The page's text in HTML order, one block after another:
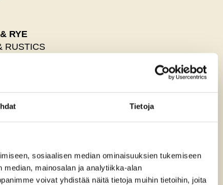
Tietoja
sosiaalisen median ominaisuuksien tukemiseen
mainosalan ja analytiikka-alan
voivat yhdistää näitä tietoja muihin tietoihin, joita
RYE
RUSTICS